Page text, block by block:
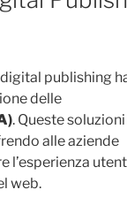
publishing
delle
. Queste
alle aziende
l’esperienza
web.